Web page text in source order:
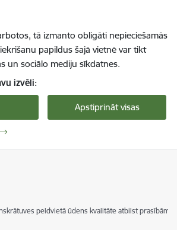
tā izmanto obligāti nepieciešamās
papildus šajā vietnē var tikt
un sociālo mediju sīkdatnes.
izvēli:
Apstiprināt visas
peldvietā ūdens kvalitāte atbilst prasībām